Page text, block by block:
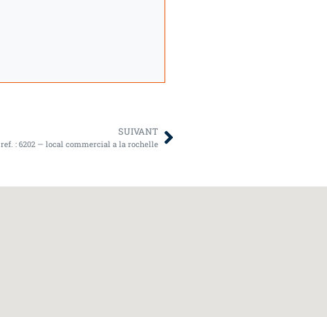
SUIVANT
ref. : 6202 — local commercial a la rochelle